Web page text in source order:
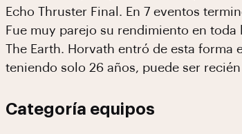
Echo Thruster Final. En 7 eventos
Fue muy parejo su rendimiento en
The Earth. Horvath entró de esta
teniendo solo 26 años, puede ser
Categoría equipos